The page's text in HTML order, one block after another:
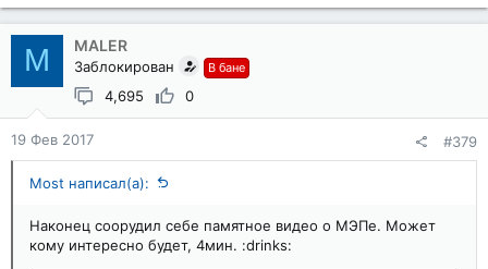
M MALER
Заблокирован В бане
4,695 0
19 Фев 2017 #379
Most написал(а):
Наконец соорудил себе памятное видео о МЭПе. Может
кому интересно будет, 4мин. :drinks: